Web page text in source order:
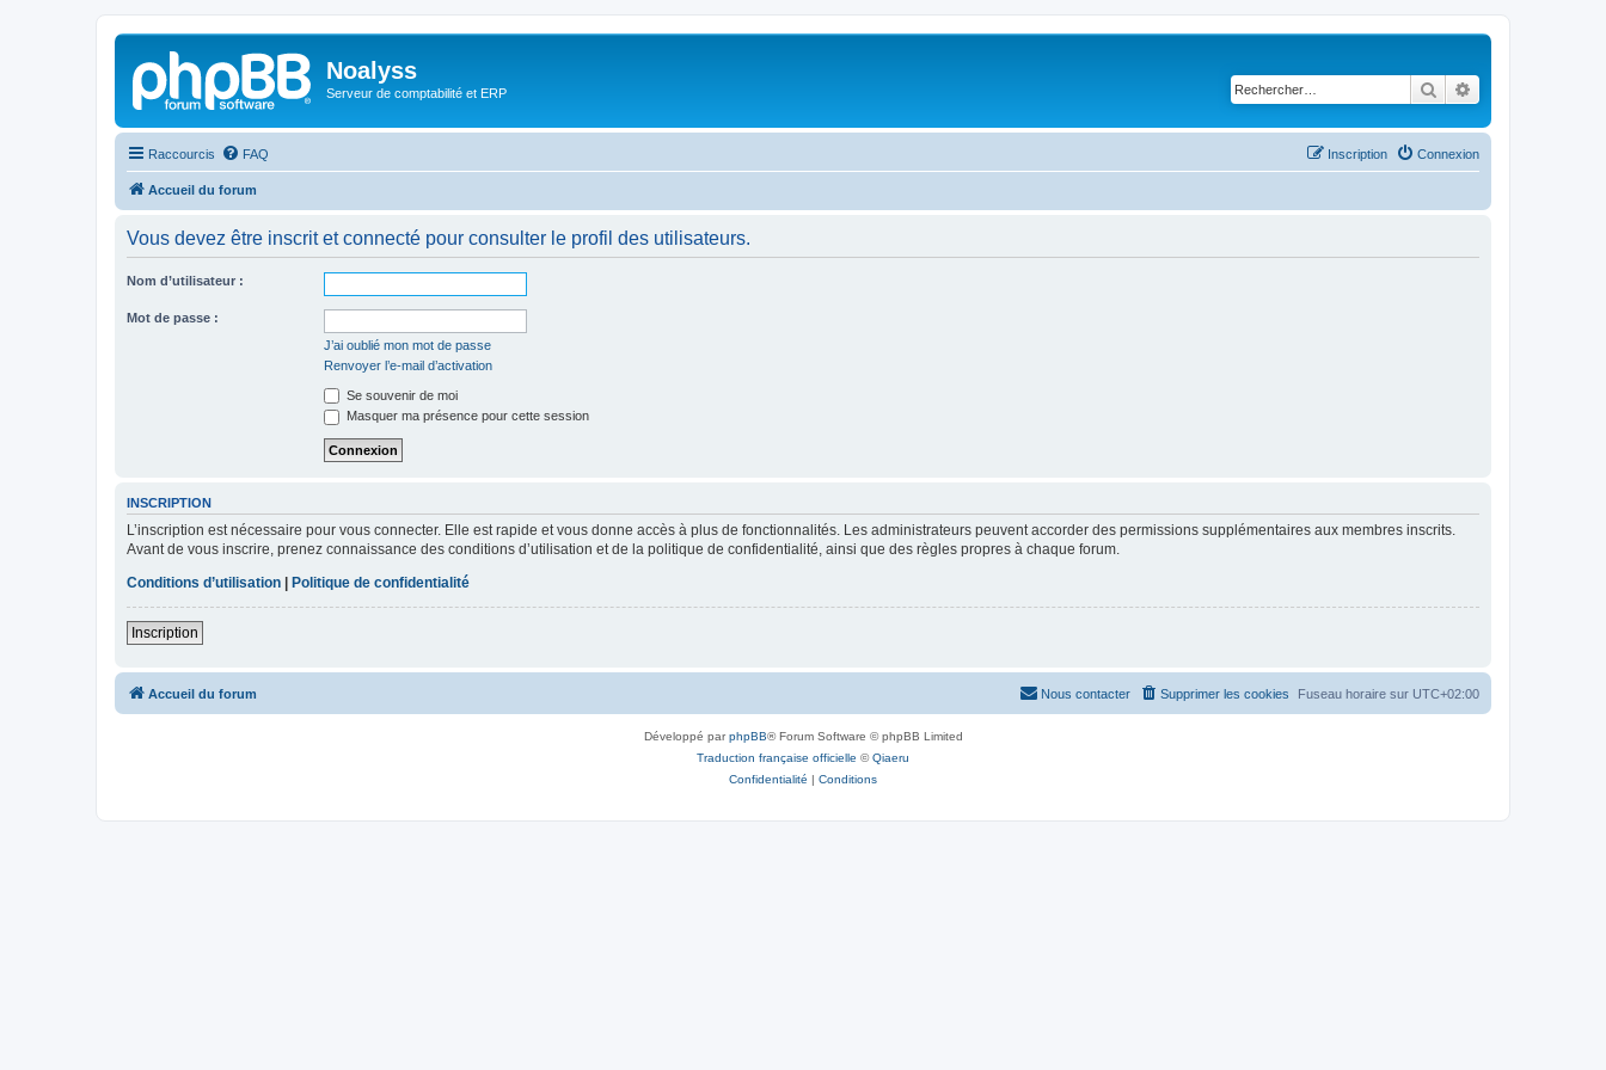
Noalyss
Serveur de comptabilité et ERP Rechercher
Raccourcis FAQ Connexion
Inscription
Accueil du forum
Vous devez être inscrit et connecté pour consulter le profil des utilisateurs.
Nom d’utilisateur :
Mot de passe :
J’ai oublié mon mot de passe
Renvoyer l’e-mail d’activation
Se souvenir de moi
Masquer ma présence pour cette session
INSCRIPTION
L’inscription est nécessaire pour vous connecter. Elle est rapide et vous donne accès à plus de fonctionnalités. Les administrateurs peuvent accorder des permissions supplémentaires aux membres inscrits.
Avant de vous inscrire, prenez connaissance des conditions d’utilisation et de la politique de confidentialité, ainsi que des règles propres à chaque forum.
Conditions d’utilisation
Politique de confidentialité
Inscription
Accueil du forum Fuseau horaire sur UTC+02:00
Supprimer les cookies
Nous contacter
Développé parphpBB® Forum Software © phpBB Limited
Traduction française officielle ©Qiaeru
Confidentialité | Conditions